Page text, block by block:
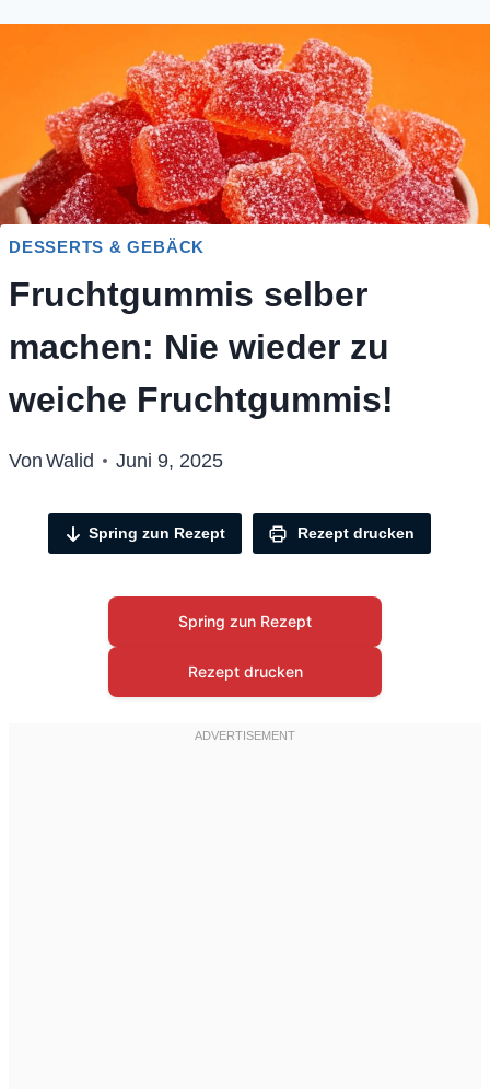
DESSERTS & GEBÄCK
Fruchtgummis selber
machen: Nie wieder zu
weiche Fruchtgummis!
Von Walid Juni 9, 2025
Spring zun Rezept Rezept drucken
Spring zun Rezept
Rezept drucken